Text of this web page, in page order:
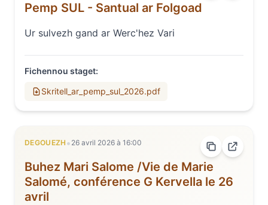
Pemp SUL - Santual ar Folgoad
Ur sulvezh gand ar Werc'hez Vari
Fichennou staget:
Skritell_ar_pemp_sul_2026.pdf
DEGOUEZH • 26 avril 2026 à16:00
Buhez Mari Salome /Vie de Marie
Salomé, conférence G Kervella le 26
avril